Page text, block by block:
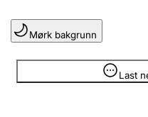
Lag og forening
Registrere, endre,
Mørk bakgrunn
Last
Opplysninger er skjult